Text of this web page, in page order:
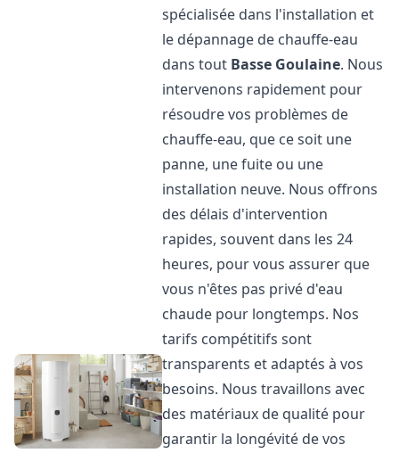
spécialisée dans l'installation et
le dépannage de chauffe-eau
dans tout Basse Goulaine. Nous
intervenons rapidement pour
résoudre vos problèmes de
chauffe-eau, que ce soit une
panne, une fuite ou une
installation neuve. Nous offrons
des délais d'intervention
rapides, souvent dans les 24
heures, pour vous assurer que
vous n'êtes pas privé d'eau
chaude pour longtemps. Nos
tarifs compétitifs sont
transparents et adaptés à vos
besoins. Nous travaillons avec
des matériaux de qualité pour
garantir la longévité de vos